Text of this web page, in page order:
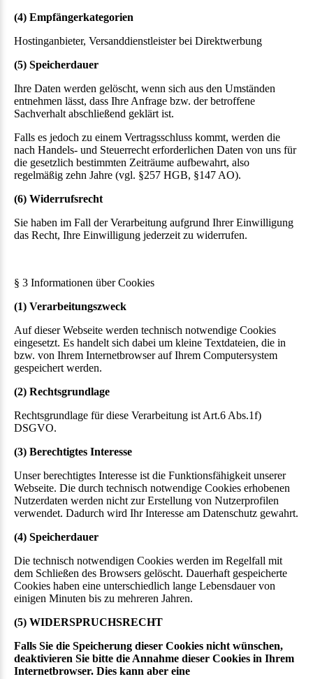
(4) Empfängerkategorien
Hostinganbieter, Versanddienstleister bei Direktwerbung
(5) Speicherdauer
Ihre Daten werden gelöscht, wenn sich aus den Umständen
entnehmen lässt, dass Ihre Anfrage bzw. der betroffene
Sachverhalt abschließend geklärt ist.
Falls es jedoch zu einem Vertragsschluss kommt, werden die
nach Handels- und Steuerrecht erforderlichen Daten von uns für
die gesetzlich bestimmten Zeiträume aufbewahrt, also
regelmäßig zehn Jahre (vgl. §257 HGB, §147 AO).
(6) Widerrufsrecht
Sie haben im Fall der Verarbeitung aufgrund Ihrer Einwilligung
das Recht, Ihre Einwilligung jederzeit zu widerrufen.
§ 3 Informationen über Cookies
(1) Verarbeitungszweck
Auf dieser Webseite werden technisch notwendige Cookies
eingesetzt. Es handelt sich dabei um kleine Textdateien, die in
bzw. von Ihrem Internetbrowser auf Ihrem Computersystem
gespeichert werden.
(2) Rechtsgrundlage
Rechtsgrundlage für diese Verarbeitung ist Art.6 Abs.1f)
DSGVO.
(3) Berechtigtes Interesse
Unser berechtigtes Interesse ist die Funktionsfähigkeit unserer
Webseite. Die durch technisch notwendige Cookies erhobenen
Nutzerdaten werden nicht zur Erstellung von Nutzerprofilen
verwendet. Dadurch wird Ihr Interesse am Datenschutz gewahrt.
(4) Speicherdauer
Die technisch notwendigen Cookies werden im Regelfall mit
dem Schließen des Browsers gelöscht. Dauerhaft gespeicherte
Cookies haben eine unterschiedlich lange Lebensdauer von
einigen Minuten bis zu mehreren Jahren.
(5) WIDERSPRUCHSRECHT
Falls Sie die Speicherung dieser Cookies nicht wünschen,
deaktivieren Sie bitte die Annahme dieser Cookies in Ihrem
Internetbrowser. Dies kann aber eine